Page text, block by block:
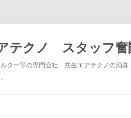
テクノ スタッフ奮
ター等の専門会社 共生エアテクノの消